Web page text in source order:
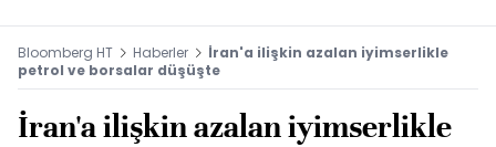
Bloomberg HT Haberler
İran'a ilişkin azalan iyimserlikle
petrol ve borsalar düşüşte
İran'a ilişkin azalan iyimserlikle